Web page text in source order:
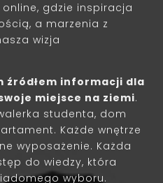
online, gdzie inspiracja
a marzenia z
wizja
źródłem informacji dla
miejsce na ziemi.
studenta, dom
Każde wnętrze
wyposażenie. Każda
do wiedzy, która
wyboru.